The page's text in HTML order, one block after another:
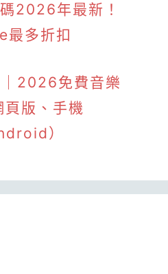
2026年最新！
最多折扣
2026免費音樂
版、手機
）